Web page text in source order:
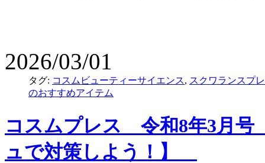
2026/03/01
タグ: コスムビューティーサイエンス, スクワランスプ
のおすすめアイテム
コスムプレス 令和8年3月
ュで対策しよう！】